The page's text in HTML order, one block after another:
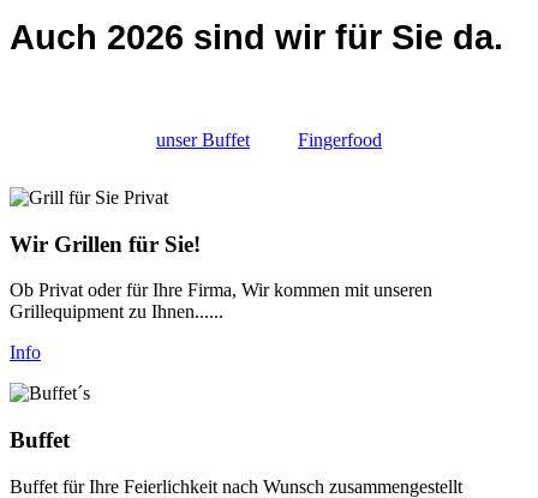
Auch 2026 sind wir für Sie da.
unser Buffet Fingerfood
Wir Grillen für Sie!
Ob Privat oder für Ihre Firma, Wir kommen mit unseren
Grillequipment zu Ihnen......
Info
Buffet
Buffet für Ihre Feierlichkeit nach Wunsch zusammengestellt